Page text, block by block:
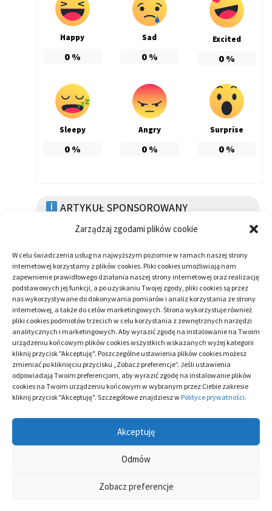
Zarządzaj zgodami plików cookie
W celu świadczenia usług na najwyższym poziomie w ramach naszej strony
internetowej korzystamy z plików cookies. Pliki cookies umożliwiają nam
zapewnienie prawidłowego działania naszej strony internetowej oraz realizację
podstawowych jej funkcji, a po uzyskaniu Twojej zgody, pliki cookies są przez
nas wykorzystywane do dokonywania pomiarów i analiz korzystania ze strony
internetowej, a także do celów marketingowych. Strona wykorzystuje również
pliki cookies podmiotów trzecich w celu korzystania z zewnętrznych narzędzi
analitycznych i marketingowych. Aby wyrazić zgodę na instalowanie na Twoim
urządzeniu końcowym plików cookies wszystkich wskazanych wyżej kategorii
kliknij przycisk "Akceptuję". Poszczególne ustawienia plików cookies możesz
zmieniać po kliknięciu przycisku „Zobacz preferencje”. Jeśli ustawienia
odpowiadają Twoim preferencjom, aby wyrazić zgodę na instalowanie plików
cookies na Twoim urządzeniu końcowym w wybranym przez Ciebie zakresie
kliknij przycisk "Akceptuję". Szczegółowe znajdziesz w Polityce prywatności.
Akceptuję
Odmów
Zobacz preferencje
Happy
0%
Sad
0%
Excited
0%
Sleepy
0%
Angry
0%
Surprise
0%
ARTYKUŁ SPONSOROWANY
CATEGORY: ARTYKUŁ SPONSOROWANY / ZDROWIE
Zobacz
wpisy
Previous
post:
Co to jest rehabilitacja urologinekologiczna i
jakie ma zalety
Next
post:
Jak odkryć stosowny zespół na wesele oraz
zagwarantować bombową imprę?